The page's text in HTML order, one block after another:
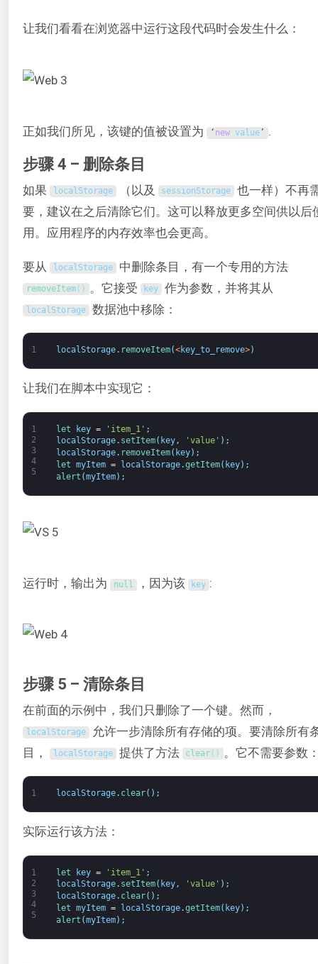
让我们看看在浏览器中运行这段代码时会发生什么：
正如我们所见，该键的值被设置为 ‘ new value’ .
步骤 4 – 删除条目
如果 localStorage （以及 sessionStorage
也一样）不再
要，建议在之后清除它们。这可以释放更多空间供以后
用。应用程序的内存效率也会更高。
要从 localStorage 中删除条目，有一个专用的方法
removeItem( ) 。它接受 key 作为参数，并将其从
localStorage 数据池中移除：
1 localStorage. removeItem(<key_to_remove>)
让我们在脚本中实现它：
1
2
3
4
5
let key = 'item_1' ;
localStorage. setItem( key, 'value' ) ;
localStorage. removeItem( key) ;
let myItem = localStorage.getItem( key) ;
alert (myItem) ;
运行时，输出为 null ，因为该 key :
步骤 5 – 清除条目
在前面的示例中，我们只删除了一个键。然而，
localStorage 允许一步清除所有存储的项。要清除所有
目，
localStorage 提供了方法 clear( ) 。它不需要参数
1 localStorage. clear( ) ;
实际运行该方法：
1
2
3
4
5
let key = 'item_1' ;
localStorage. setItem( key, 'value' ) ;
localStorage. clear( ) ;
let myItem = localStorage.getItem( key) ;
alert (myItem) ;